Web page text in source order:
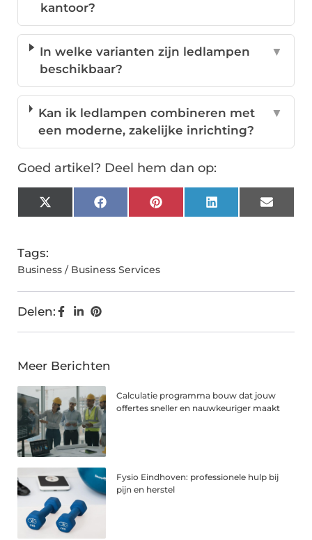
kantoor?
In welke varianten zijn ledlampen
beschikbaar?
▼
Kan ik ledlampen combineren met
een moderne, zakelijke inrichting?
▼
Goed artikel? Deel hem dan op:
X
(Twitter)
FacebookPinterestLinkedInEmail
Tags:
Business / Business Services
Delen:
Meer Berichten
Calculatie programma bouw dat jouw
offertes sneller en nauwkeuriger maakt
Fysio Eindhoven: professionele hulp bij
pijn en herstel